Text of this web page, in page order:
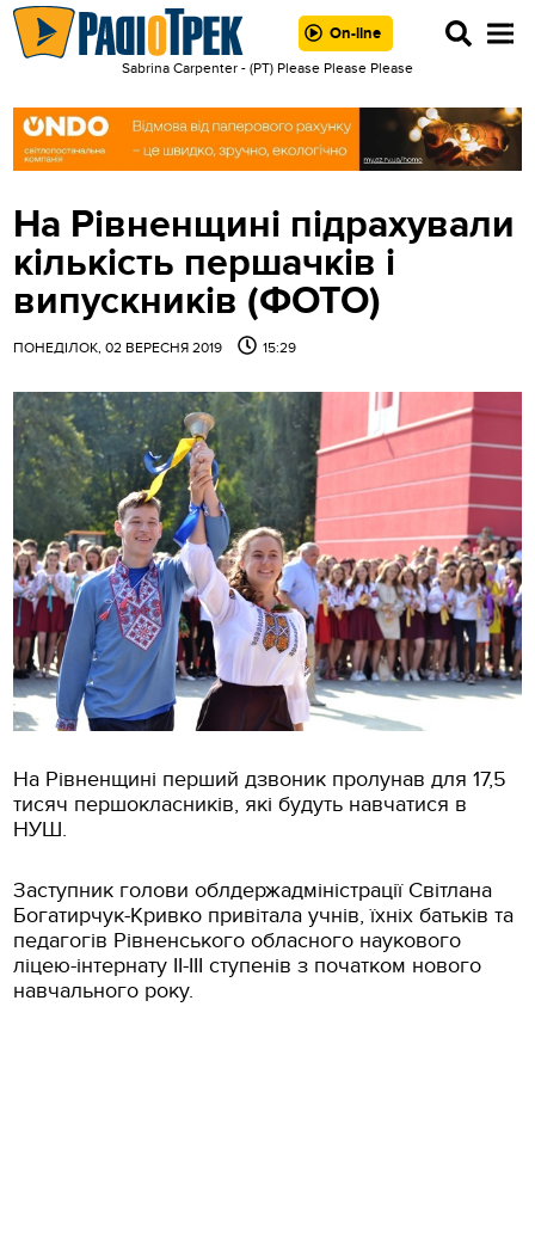
On-line
Sabrina Carpenter - (РТ) Please Please Please
На Рівненщині підрахували
кількість першачків і
випускників (ФОТО)
ПОНЕДІЛОК, 02 ВЕРЕСНЯ 2019 15:29
На Рівненщині перший дзвоник пролунав для 17,5
тисяч першокласників, які будуть навчатися в
НУШ.
Заступник голови облдержадміністрації Світлана
Богатирчук-Кривко привітала учнів, їхніх батьків та
педагогів Рівненського обласного наукового
ліцею-інтернату ІІ-ІІІ ступенів з початком нового
навчального року.